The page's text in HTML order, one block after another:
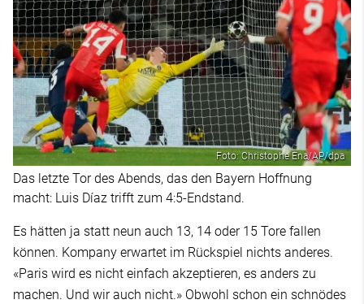
Foto: Christophe Ena/AP/dpa
Das letzte Tor des Abends, das den Bayern Hoffnung
macht: Luis Díaz trifft zum 4:5-Endstand.
Es hätten ja statt neun auch 13, 14 oder 15 Tore fallen
können. Kompany erwartet im Rückspiel nichts anderes.
«Paris wird es nicht einfach akzeptieren, es anders zu
machen. Und wir auch nicht.» Obwohl schon ein schnödes